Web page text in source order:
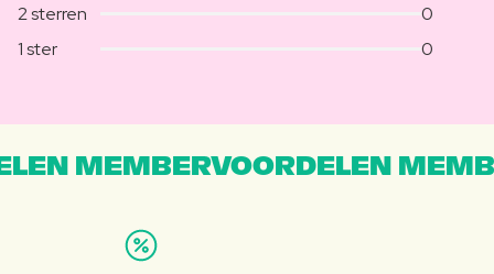
2 sterren
0
1 ster
0
MEMBERVOORDELEN